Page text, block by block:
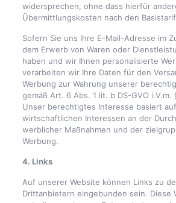
widersprechen, ohne dass hierfür
Übermittlungskosten nach den
Sofern Sie uns Ihre E-Mail-Adresse im
dem Erwerb von Waren oder
haben und wir Ihnen personalisierte
verarbeiten wir Ihre Daten für den
Werbung zur Wahrung unserer
gemäß Art. 6 Abs. 1 lit. b DS-GVO i.V.m.
Unser berechtigtes Interesse basiert
wirtschaftlichen Interessen an der
werblicher Maßnahmen und der
Werbung.
4. Links
Auf unserer Website können Links zu
Drittanbietern eingebunden sein. Diese